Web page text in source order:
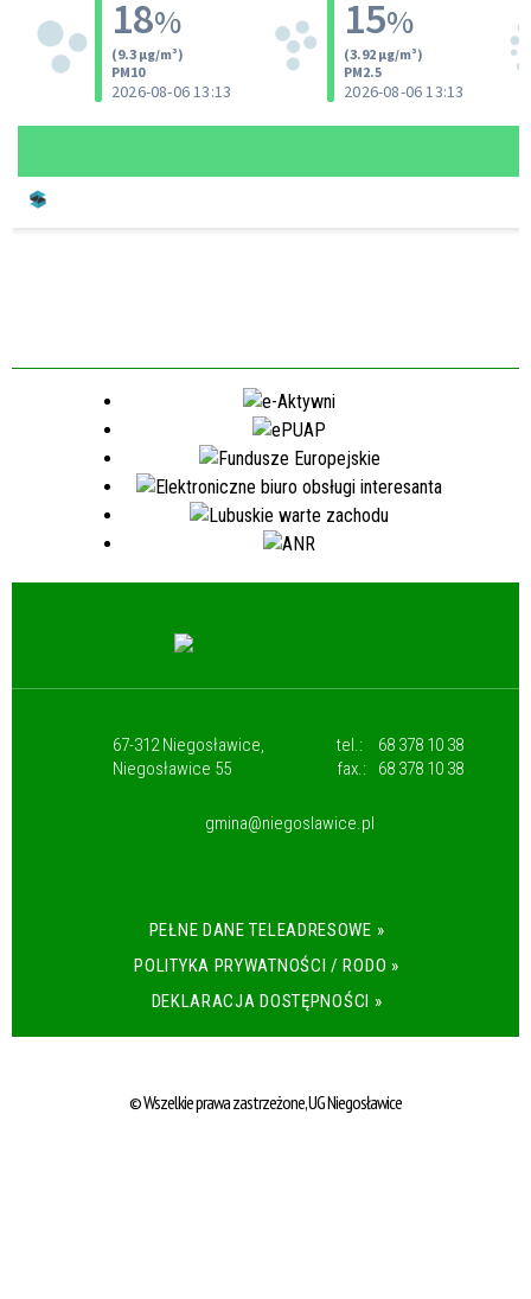
67-312 Niegosławice,
Niegosławice 55
tel.:
68 378 10 38
fax.:
68 378 10 38
gmina@niegoslawice.pl
PEŁNE DANE TELEADRESOWE »
POLITYKA PRYWATNOŚCI / RODO »
DEKLARACJA DOSTĘPNOŚCI »
© Wszelkie prawa zastrzeżone, UG Niegosławice